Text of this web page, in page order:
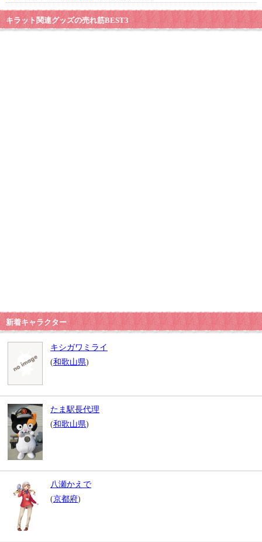
キラット関連グッズの売れ筋BEST3
新着キャラクター
キシガワミライ
(和歌山県)
たま駅長代理
(和歌山県)
八瀬かえで
(京都府)